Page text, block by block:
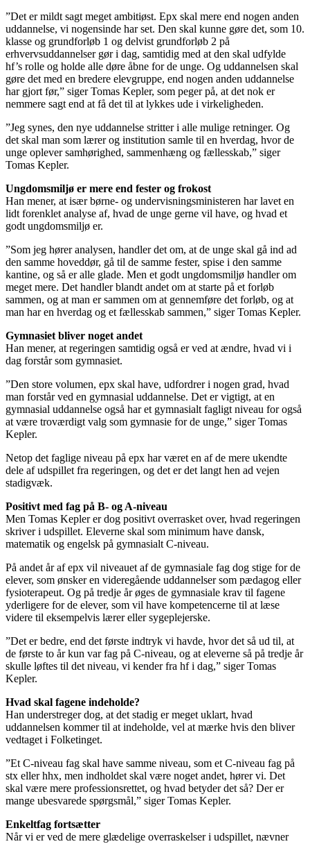
”Det er mildt sagt meget ambitiøst. Epx skal mere end nogen anden
uddannelse, vi nogensinde har set. Den skal kunne gøre det, som 10.
klasse og grundforløb 1 og delvist grundforløb 2 på
erhvervsuddannelser gør i dag, samtidig med at den skal udfylde
hf’s rolle og holde alle døre åbne for de unge. Og uddannelsen skal
gøre det med en bredere elevgruppe, end nogen anden uddannelse
har gjort før,” siger Tomas Kepler, som peger på, at det nok er
nemmere sagt end at få det til at lykkes ude i virkeligheden.
”Jeg synes, den nye uddannelse stritter i alle mulige retninger. Og
det skal man som lærer og institution samle til en hverdag, hvor de
unge oplever samhørighed, sammenhæng og fællesskab,” siger
Tomas Kepler.
Ungdomsmiljø er mere end fester og frokost
Han mener, at især børne- og undervisningsministeren har lavet en
lidt forenklet analyse af, hvad de unge gerne vil have, og hvad et
godt ungdomsmiljø er.
”Som jeg hører analysen, handler det om, at de unge skal gå ind ad
den samme hoveddør, gå til de samme fester, spise i den samme
kantine, og så er alle glade. Men et godt ungdomsmiljø handler om
meget mere. Det handler blandt andet om at starte på et forløb
sammen, og at man er sammen om at gennemføre det forløb, og at
man har en hverdag og et fællesskab sammen,” siger Tomas Kepler.
Gymnasiet bliver noget andet
Han mener, at regeringen samtidig også er ved at ændre, hvad vi i
dag forstår som gymnasiet.
”Den store volumen, epx skal have, udfordrer i nogen grad, hvad
man forstår ved en gymnasial uddannelse. Det er vigtigt, at en
gymnasial uddannelse også har et gymnasialt fagligt niveau for også
at være troværdigt valg som gymnasie for de unge,” siger Tomas
Kepler.
Netop det faglige niveau på epx har været en af de mere ukendte
dele af udspillet fra regeringen, og det er det langt hen ad vejen
stadigvæk.
Positivt med fag på B- og A-niveau
Men Tomas Kepler er dog positivt overrasket over, hvad regeringen
skriver i udspillet. Eleverne skal som minimum have dansk,
matematik og engelsk på gymnasialt C-niveau.
På andet år af epx vil niveauet af de gymnasiale fag dog stige for de
elever, som ønsker en videregående uddannelser som pædagog eller
fysioterapeut. Og på tredje år øges de gymnasiale krav til fagene
yderligere for de elever, som vil have kompetencerne til at læse
videre til eksempelvis lærer eller sygeplejerske.
”Det er bedre, end det første indtryk vi havde, hvor det så ud til, at
de første to år kun var fag på C-niveau, og at eleverne så på tredje år
skulle løftes til det niveau, vi kender fra hf i dag,” siger Tomas
Kepler.
Hvad skal fagene indeholde?
Han understreger dog, at det stadig er meget uklart, hvad
uddannelsen kommer til at indeholde, vel at mærke hvis den bliver
vedtaget i Folketinget.
”Et C-niveau fag skal have samme niveau, som et C-niveau fag på
stx eller hhx, men indholdet skal være noget andet, hører vi. Det
skal være mere professionsrettet, og hvad betyder det så? Der er
mange ubesvarede spørgsmål,” siger Tomas Kepler.
Enkeltfag fortsætter
Når vi er ved de mere glædelige overraskelser i udspillet, nævner